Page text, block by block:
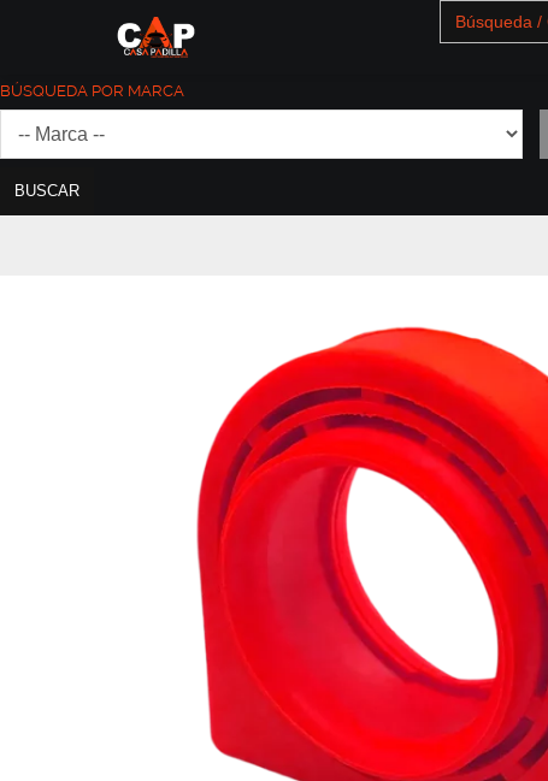
Search
for:
BÚSQUEDA POR MARCA
BUSCAR